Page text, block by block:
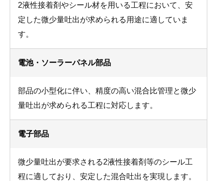
2液性接着剤やシール材を用いる工程において、安
定した微少量吐出が求められる用途に適していま
す。
電池・ソーラーパネル部品
部品の小型化に伴い、精度の高い混合比管理と微少
量吐出が求められる工程に対応します。
電子部品
微少量吐出が要求される2液性接着剤等のシール工
程に適しており、安定した混合吐出を実現します。